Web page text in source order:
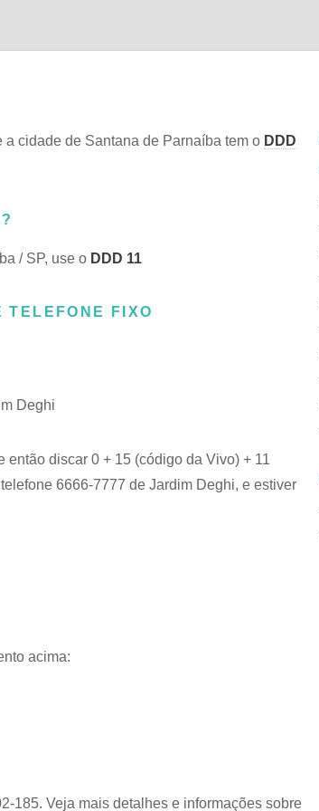
a cidade de Santana de Parnaíba tem o DDD
/ SP, use o DDD 11
TELEFONE FIXO
Deghi
discar 0 + 15 (código da Vivo) + 11
6666-7777 de Jardim Deghi, e estiver
acima:
185. Veja mais detalhes e informações sobre